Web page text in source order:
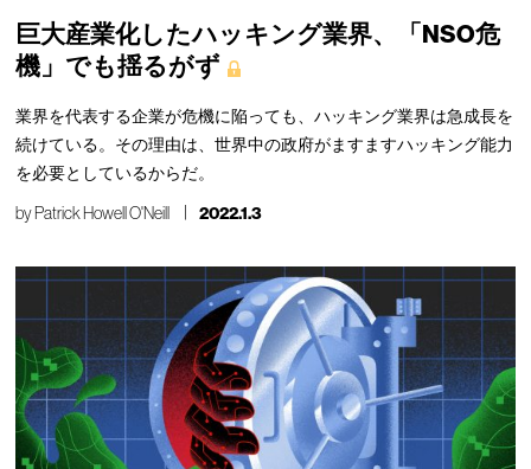
巨大産業化したハッキング業界、「NSO危
機」でも揺るがず
業界を代表する企業が危機に陥っても、ハッキング業界は急成長を
続けている。その理由は、世界中の政府がますますハッキング能力
を必要としているからだ。
byPatrick Howell O'Neill 2022.1.3